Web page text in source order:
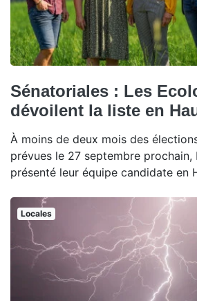
Sénatoriales : Les
dévoilent la liste en
À moins de deux mois des
prévues le 27 septembre
présenté leur équipe candidate en
Locales